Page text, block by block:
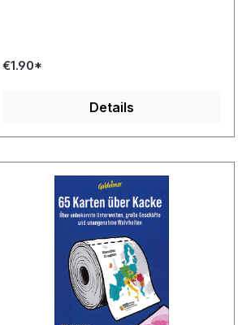
€1.90*
Details